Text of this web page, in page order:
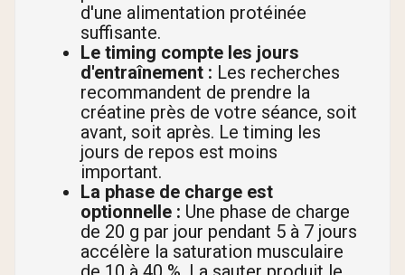
d'une alimentation protéinée
suffisante.
Le timing compte les jours
d'entraînement : Les recherches
recommandent de prendre la
créatine près de votre séance, soit
avant, soit après. Le timing les
jours de repos est moins
important.
La phase de charge est
optionnelle : Une phase de charge
de 20 g par jour pendant 5 à 7 jours
accélère la saturation musculaire